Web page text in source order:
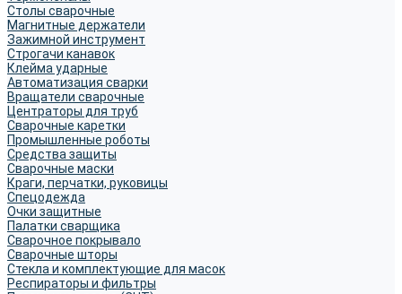
Столы сварочные
Магнитные держатели
Зажимной инструмент
Строгачи канавок
Клейма ударные
Автоматизация сварки
Вращатели сварочные
Центраторы для труб
Сварочные каретки
Промышленные роботы
Средства защиты
Сварочные маски
Краги, перчатки, руковицы
Спецодежда
Очки защитные
Палатки сварщика
Сварочное покрывало
Сварочные шторы
Стекла и комплектующие для масок
Респираторы и фильтры